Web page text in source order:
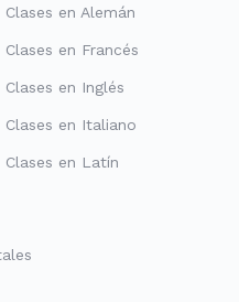
Clases en Alemán
Clases en Francés
Clases en Inglés
Clases en Italiano
Clases en Latín